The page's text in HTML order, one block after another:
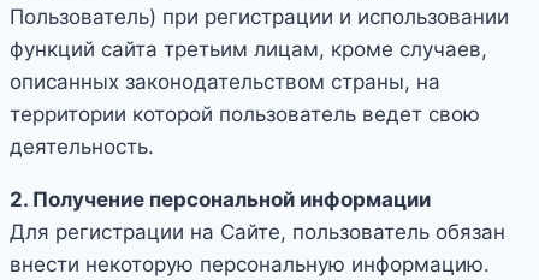
Пользователь) при регистрации и использовании
функций сайта третьим лицам, кроме случаев,
описанных законодательством страны, на
территории которой пользователь ведет свою
деятельность.
2. Получение персональной информации
Для регистрации на Сайте, пользователь обязан
внести некоторую персональную информацию.